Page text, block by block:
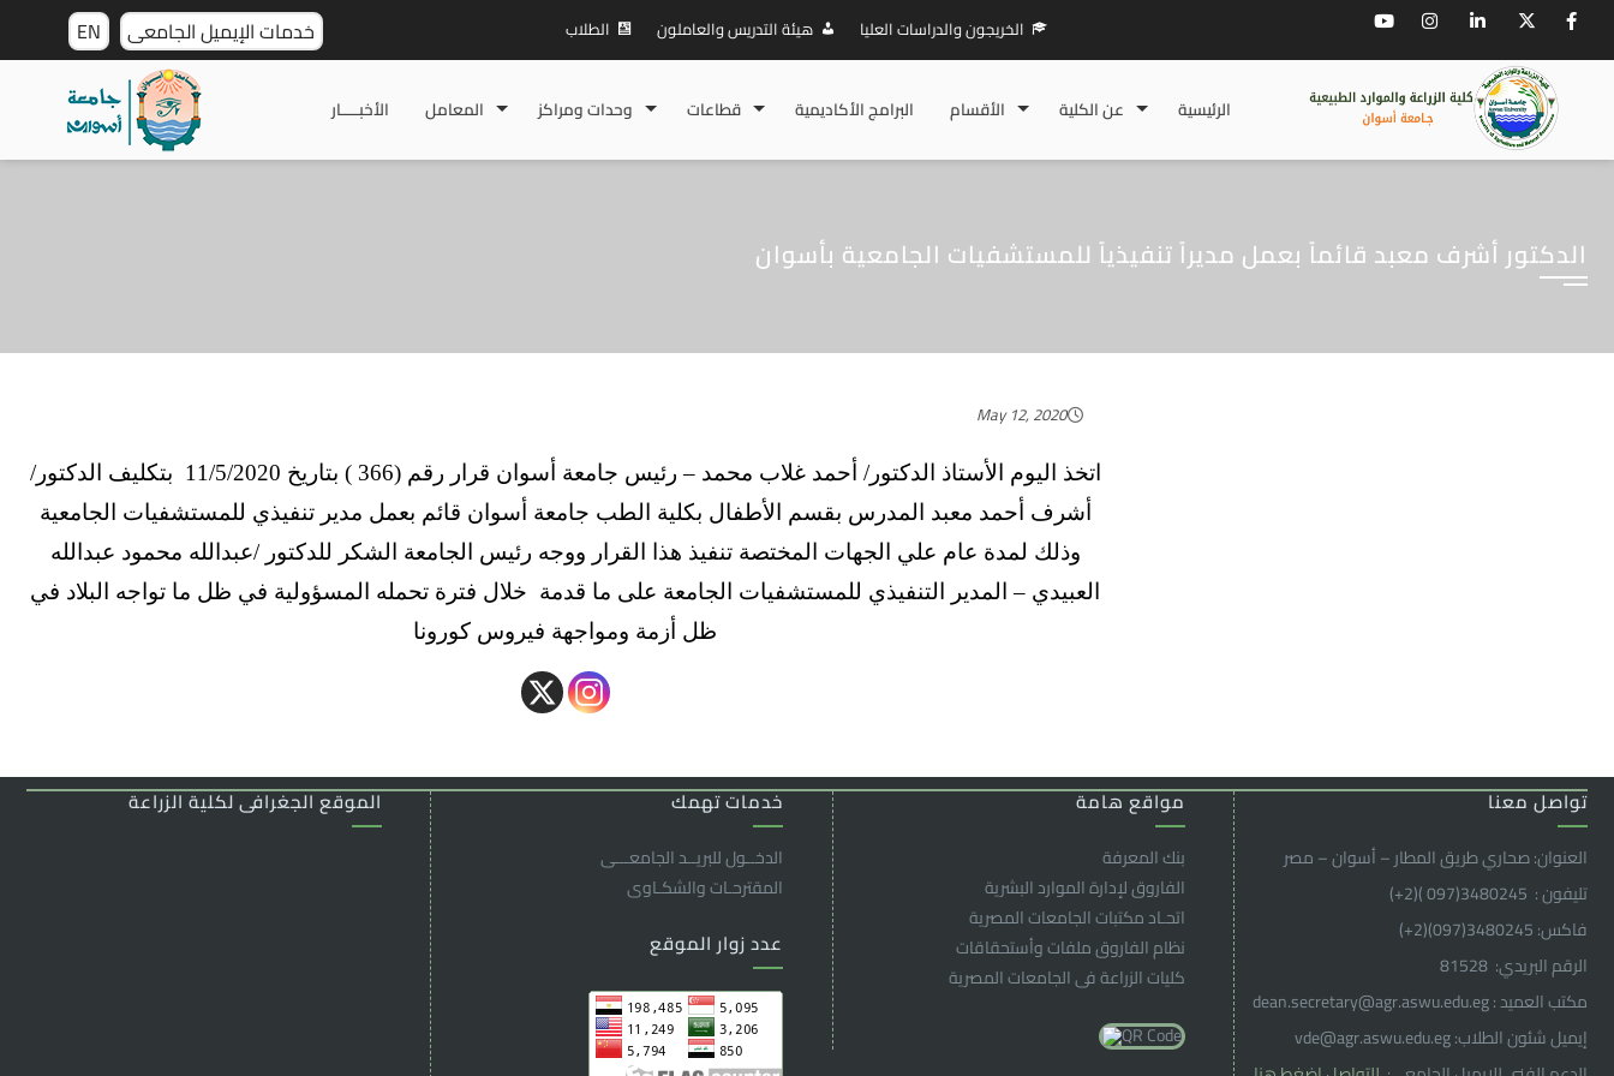
EN خدمات الإيميل الجامعى الطلاب هيئة التدريس والعاملون الخريجون والدراسات العليا
الأخبـــــار المعامل وحدات ومراكز قطاعات البرامج الأكاديمية الأقسام عن الكلية الرئيسية
الدكتور أشرف معبد قائماً بعمل مديراً تنفيذياً للمستشفيات الجامعية بأسوان
May 12, 2020
اتخذ اليوم الأستاذ الدكتور/ أحمد غلاب محمد – رئيس جامعة أسوان قرار رقم (366 ) بتاريخ 11/5/2020 بتكليف الدكتور/
أشرف أحمد معبد المدرس بقسم الأطفال بكلية الطب جامعة أسوان قائم بعمل مدير تنفيذي للمستشفيات الجامعية
وذلك لمدة عام علي الجهات المختصة تنفيذ هذا القرار ووجه رئيس الجامعة الشكر للدكتور /عبدالله محمود عبدالله
العبيدي – المدير التنفيذي للمستشفيات الجامعة على ما قدمة خلال فترة تحمله المسؤولية في ظل ما تواجه البلاد في
ظل أزمة ومواجهة فيروس كورونا
الموقع الجغرافى لكلية الزراعة تواصل معنا
العنوان: صحاري طريق المطار – أسوان – مصر
تليفون : 3480245(097 )(2
+
)
فاكس: 3480245(097)(2
+
)
الرقم البريدي: 81528
مكتب العميد : dean.secretary@agr.aswu.edu.eg
إيميل شئون الطلاب: vde@agr.aswu.edu.eg
خدمات تهمك
الدخــول للبريــد الجامعـــى
المقترحـات والشكـاوى
عدد زوار الموقع
مواقع هامة
بنك المعرفة
الفاروق ﻹدارة الموارد البشرية
اتحـاد مكتبات الجامعات المصرية
نظام الفاروق ملفات وأستحقاقات
كليات الزراعة فى الجامعات المصرية